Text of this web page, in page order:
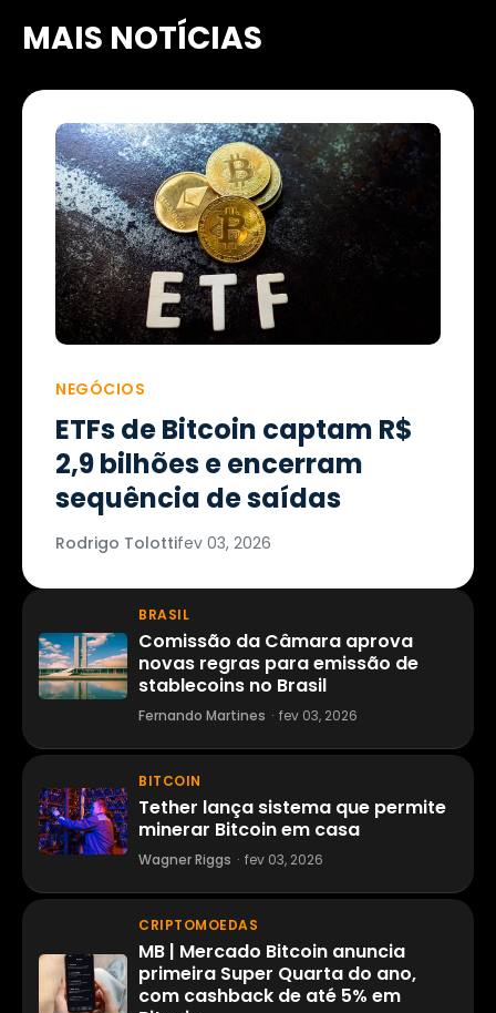
MAIS NOTÍCIAS
NEGÓCIOS
ETFs de Bitcoin captam R$
2,9 bilhões e encerram
sequência de saídas
Rodrigo Tolottifev 03, 2026
BRASIL
Comissão da Câmara aprova
novas regras para emissão de
stablecoins no Brasil
Fernando Martines · fev 03, 2026
BITCOIN
Tether lança sistema que permite
minerar Bitcoin em casa
Wagner Riggs · fev 03, 2026
CRIPTOMOEDAS
MB | Mercado Bitcoin anuncia
primeira Super Quarta do ano,
com cashback de até 5% em